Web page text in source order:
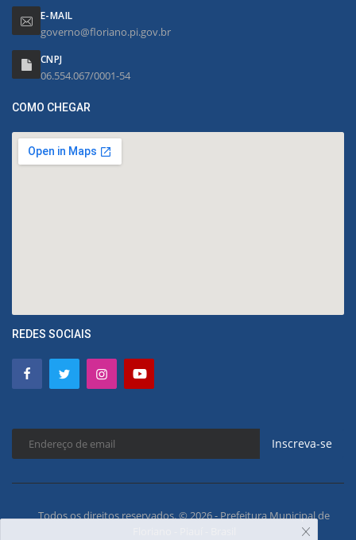
E-MAIL
governo@floriano.pi.gov.br
CNPJ
06.554.067/0001-54
COMO CHEGAR
REDES SOCIAIS
Inscreva-se
Todos os direitos reservados. © 2026 - Prefeitura Municipal de